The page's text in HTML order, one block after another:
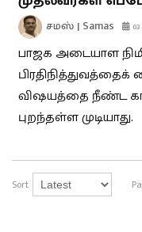
சமஸ் | Samas
பாஜக அடையாள
விஷயத்தை நீண்ட
புறந்தள்ள முடியாது.
Sort